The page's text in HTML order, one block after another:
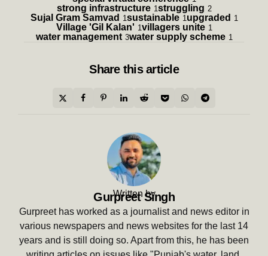
strong infrastructure 1 struggling 2
Sujal Gram Samvad 1 sustainable 1 upgraded 1
Village 'Gil Kalan' 1 villagers unite 1
water management 3water supply scheme 1
Share this article
Written by
Gurpreet Singh
Gurpreet has worked as a journalist and news editor in
various newspapers and news websites for the last 14
years and is still doing so. Apart from this, he has been